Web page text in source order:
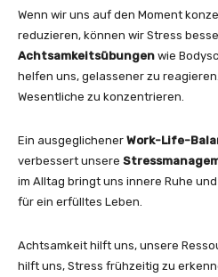
Wenn wir uns auf den Moment
reduzieren, können wir Stress
Achtsamkeitsübungen wie
helfen uns, gelassener zu
Wesentliche zu konzentrieren.
Ein ausgeglichener Work-Life-
verbessert unsere
im Alltag bringt uns innere Ruhe
für ein erfülltes Leben.
Achtsamkeit hilft uns, unsere
hilft uns, Stress frühzeitig zu